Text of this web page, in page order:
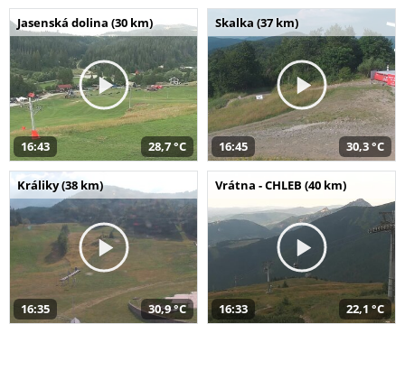
Jasenská dolina (30 km)
16:43 28,7 °C
Skalka (37 km)
16:45 30,3 °C
Králiky (38 km)
16:35 30,9 °C
Vrátna - CHLEB (40 km)
16:33 22,1 °C